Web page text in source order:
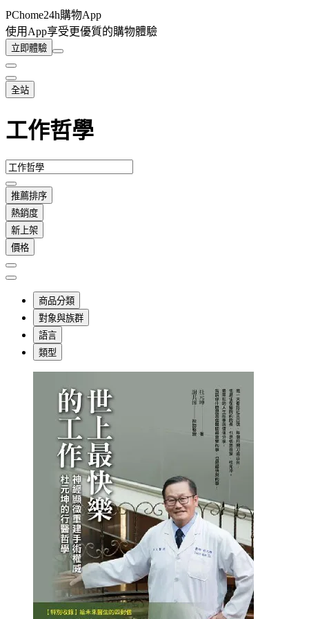
PChome24h購物App
使用App享受更優質的購物體驗
立即體驗
全站
工作哲學
推薦排序
熱銷度
新上架
價格
商品分類
對象與族群
語言
類型